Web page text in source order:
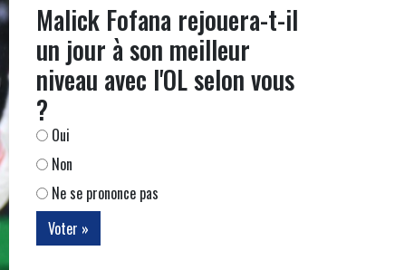
Malick Fofana rejouera-t-il
un jour à son meilleur
niveau avec l'OL selon vous
?
Oui
Non
Ne se prononce pas